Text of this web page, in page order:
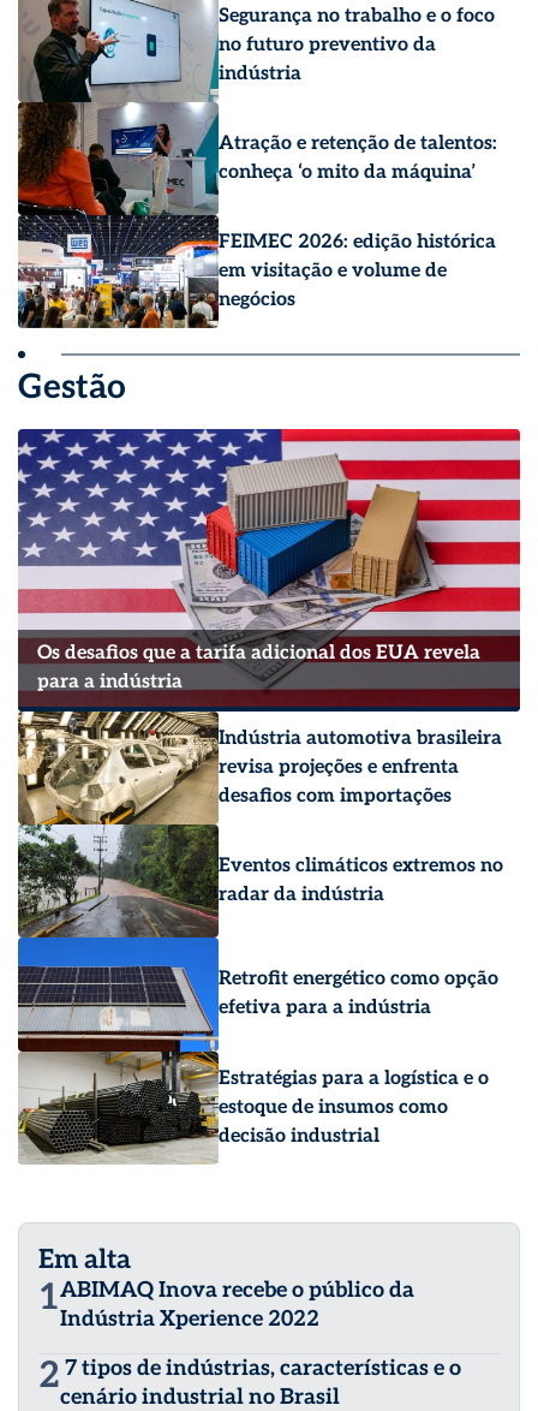
Segurança no trabalho e o foco
no futuro preventivo da
indústria
Atração e retenção de talentos:
conheça ‘o mito da máquina’
FEIMEC 2026: edição histórica
em visitação e volume de
negócios
Gestão
Os desafios que a tarifa adicional dos EUA revela
para a indústria
Indústria automotiva brasileira
revisa projeções e enfrenta
desafios com importações
Eventos climáticos extremos no
radar da indústria
Retrofit energético como opção
efetiva para a indústria
Estratégias para a logística e o
estoque de insumos como
decisão industrial
Em alta
1ABIMAQ Inova recebe o público da
Indústria Xperience 2022
2 7 tipos de indústrias, características e o
cenário industrial no Brasil